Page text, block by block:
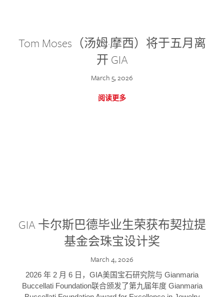
Tom Moses（汤姆·摩西）将于五月离
开 GIA
March 5, 2026
阅读更多
GIA 卡尔斯巴德毕业生荣获布契拉提
基金会珠宝设计奖
March 4, 2026
2026 年 2 月 6 日，GIA美国宝石研究院与 Gianmaria
Buccellati Foundation联合颁发了第九届年度 Gianmaria